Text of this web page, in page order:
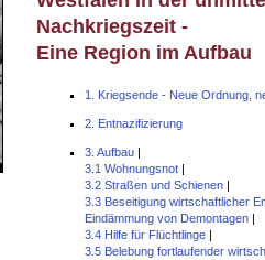
Nachkriegszeit -
Eine Region im Aufbau
1. Kriegsende - Neue Ordnung,
2. Entnazifizierung
3. Aufbau|
3.1 Wohnungsnot|
3.2 Straßen und Schienen|
3.3 Beseitigung wirtschaftlicher
Eindämmung von Demontagen|
3.4 Hilfe für Flüchtlinge|
3.5 Belebung fortlaufender